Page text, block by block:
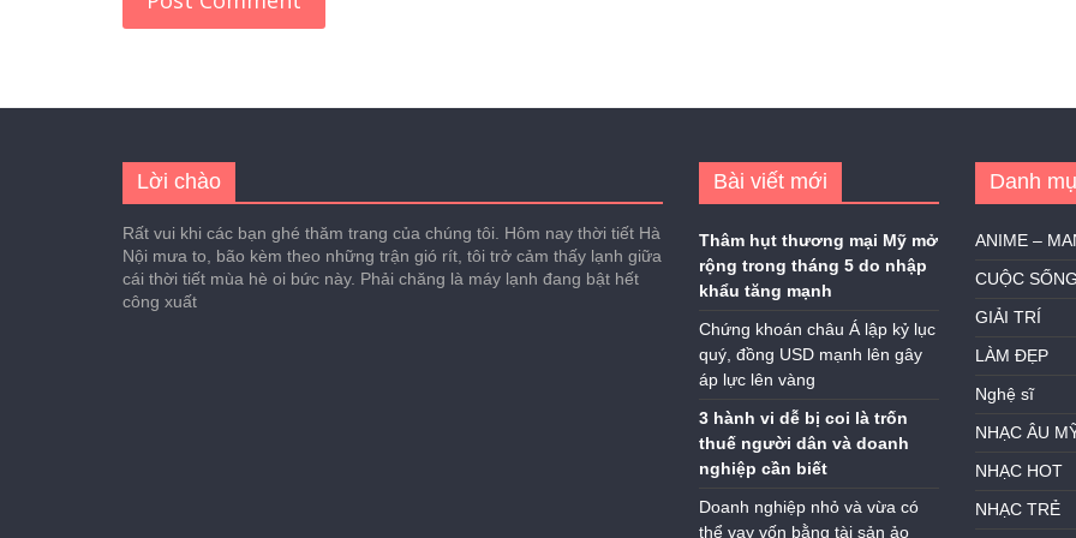
Lời chào
Rất vui khi các bạn ghé thăm trang của chúng tôi. Hôm nay thời tiết Hà
Nội mưa to, bão kèm theo những trận gió rít, tôi trở cảm thấy lạnh giữa
cái thời tiết mùa hè oi bức này. Phải chăng là máy lạnh đang bật hết
công xuất
Bài viết mới
Thâm hụt thương mại Mỹ mở
rộng trong tháng 5 do nhập
khẩu tăng mạnh
Chứng khoán châu Á lập kỷ lục
quý, đồng USD mạnh lên gây
áp lực lên vàng
3 hành vi dễ bị coi là trốn
thuế người dân và doanh
nghiệp cần biết
Doanh nghiệp nhỏ và vừa có
thể vay vốn bằng tài sản ảo
Danh
ANIME –
CUỘC SỐNG
GIẢI TRÍ
LÀM ĐẸP
Nghệ sĩ
NHẠC ÂU
NHẠC HOT
NHẠC TRẺ